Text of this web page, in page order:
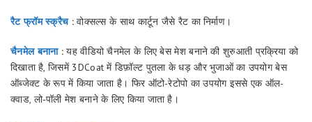
रैट फ्रॉम स्क्रैच:वोक्सल्स के साथ कार्टून जैसे रैट का निर्माण।
चैनमेल बनाना: यह वीडियो चैनमेल के लिए बेस मेश बनाने की शुरुआती प्रक्रिया को
दिखाता है, जिसमें 3DCoat में डिफ़ॉल्ट पुतला के धड़ और भुजाओं का उपयोग बेस
ऑब्जेक्ट के रूप में किया जाता है। फिर ऑटो-रेटोपो का उपयोग इससे एक ऑल-
क्वाड, लो-पॉली मेश बनाने के लिए किया जाता है।